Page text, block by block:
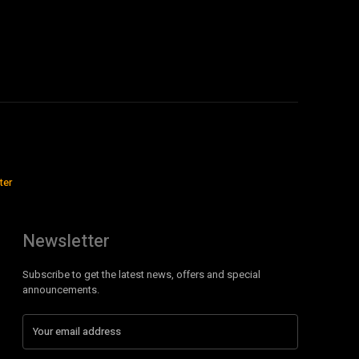
Newsletter
Subscribe to get the latest news, offers and special
announcements.